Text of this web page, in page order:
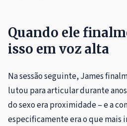
Quando ele
isso em voz alta
Na sessão seguinte, James
lutou para articular durante
do sexo era proximidade – e a
especificamenteera o que mais